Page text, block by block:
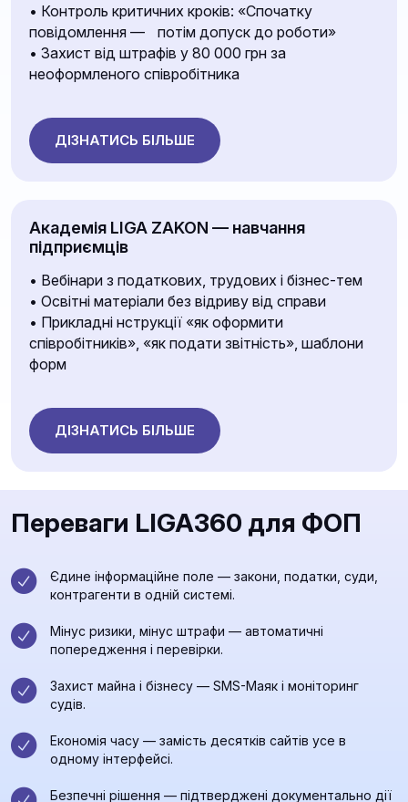
• Контроль критичних кроків: «Спочатку
повідомлення — потім допуск до роботи»
• Захист від штрафів у 80 000 грн за
неоформленого співробітника
ДІЗНАТИСЬ БІЛЬШЕ
Академія LIGA ZAKON — навчання
підприємців
• Вебінари з податкових, трудових і бізнес-тем
• Освітні матеріали без відриву від справи
• Прикладні нструкції «як оформити
співробітників», «як подати звітність», шаблони
форм
ДІЗНАТИСЬ БІЛЬШЕ
Переваги LIGA360 для ФОП
Єдине інформаційне поле — закони, податки, суди,
контрагенти в одній системі.
Мінус ризики, мінус штрафи — автоматичні
попередження і перевірки.
Захист майна і бізнесу — SMS-Маяк і моніторинг
судів.
Економія часу — замість десятків сайтів усе в
одному інтерфейсі.
Безпечні рішення — підтверджені документально дії